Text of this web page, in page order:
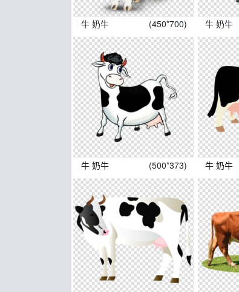
牛 奶牛 (450*700) 牛 奶牛
牛 奶牛 (500*373) 牛 奶牛